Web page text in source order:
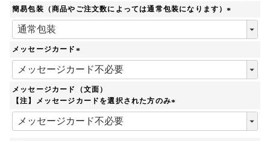
須
簡易包装（商品やご注文数によっては通常包装になります）
メッセージカード
須
)
メッセージカード（文面）
【注】メッセージカードを選択された方のみ